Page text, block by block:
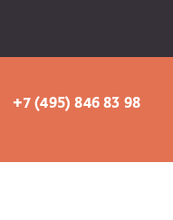
+7 (495) 846 83 98